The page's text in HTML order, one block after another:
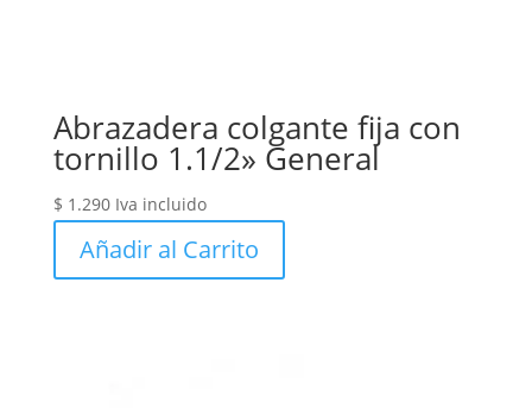
Abrazadera colgante fija con
tornillo 1.1/2» General
$ 1.290 Iva incluido
Añadir al Carrito